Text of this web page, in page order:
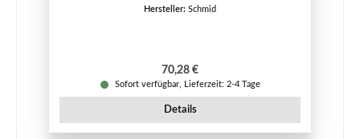
Hersteller: Schmid
Regulärer Preis:
70,28 €
Sofort verfügbar, Lieferzeit: 2-4 Tage
Details